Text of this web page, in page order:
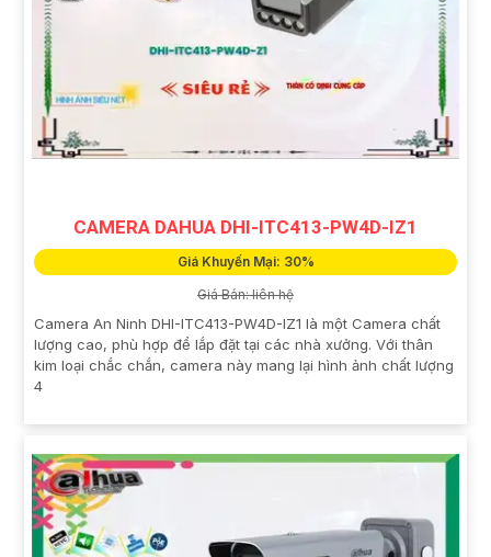
CAMERA DAHUA DHI-ITC413-PW4D-IZ1
Giá Khuyến Mại: 30%
Giá Bán: liên hệ
Camera An Ninh DHI-ITC413-PW4D-IZ1 là một Camera chất
lượng cao, phù hợp để lắp đặt tại các nhà xưởng. Với thân
kim loại chắc chắn, camera này mang lại hình ảnh chất lượng
4